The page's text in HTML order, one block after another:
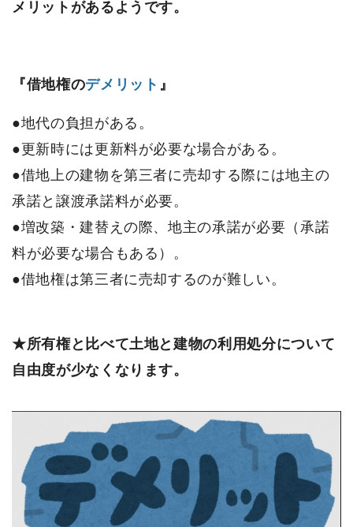
メリットがあるようです。
『借地権のデメリット 』
●地代の負担がある。
●更新時には更新料が必要な場合がある。
●借地上の建物を第三者に売却する際には地主の
承諾と譲渡承諾料が必要。
●増改築・建替えの際、地主の承諾が必要（承諾
料が必要な場合もある）。
●借地権は第三者に売却するのが難しい。
★所有権と比べて土地と建物の利用処分について
自由度が少なくなります。